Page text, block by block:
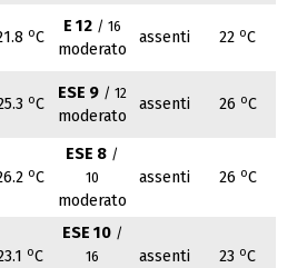
oC
E 12 / 16
moderato
assenti 22 oC
oC
ESE 9 / 12
moderato
assenti 26 oC
oC
ESE 8 /
10
moderato
assenti 26 oC
oC
ESE 10 /
16
assenti 23 oC